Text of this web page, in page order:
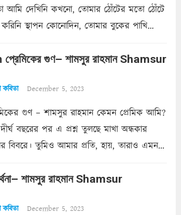
আমি দেখিনি কখনো, তোমার ঠোঁটের মতো ঠোঁটে
করিনি স্থাপন কোনোদিন, তোমার বুকের পাখি
কি এরকম ছায়া দেয় ক্লান্তির প্রহরে? মুছে
গুণ– শামসুর রাহমান Shamsur
December 5, 2023
গুণ – শামসুর রাহমান কেমন প্রেমিক আমি?
বছরের পর এ প্রশ্ন তুলছে মাখা অন্ধকার
বিবরে। তুমিও আমার প্রতি, হায়, তারাও এমন
জরুরি- নইলে একটি দেয়াল নিমেষেই ভীষণ
শামসুর রাহমান Shamsur
December 5, 2023